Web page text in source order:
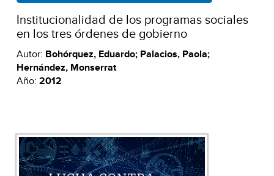
Institucionalidad de los programas sociales
en los tres órdenes de gobierno
Autor: Bohórquez, Eduardo; Palacios, Paola;
Hernández, Monserrat
Año: 2012